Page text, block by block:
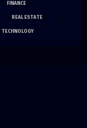
FINANCE
REAL ESTATE
TECHNOLOGY